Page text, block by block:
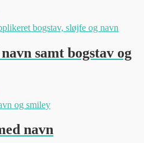
samt bogstav og
navn